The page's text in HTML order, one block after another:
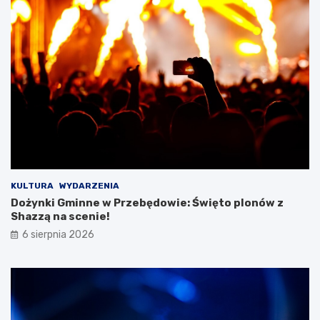
a
ł
e
j
D
a
m
c
z
a
s
w
y
e
j
w
y
i
c
k
i
KULTURA WYDARZENIA
Dożynki Gminne w Przebędowie: Święto plonów z
Shazzą na scenie!
6 sierpnia 2026